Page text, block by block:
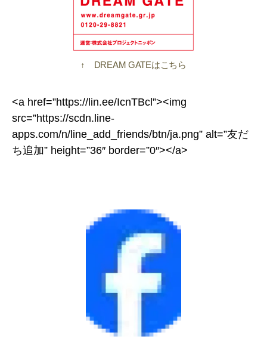
↑ DREAM GATEはこちら
<a href=”https://lin.ee/IcnTBcl”><img
src=”https://scdn.line-
apps.com/n/line_add_friends/btn/ja.png” alt=”友だ
ち追加” height=”36″ border=”0″></a>